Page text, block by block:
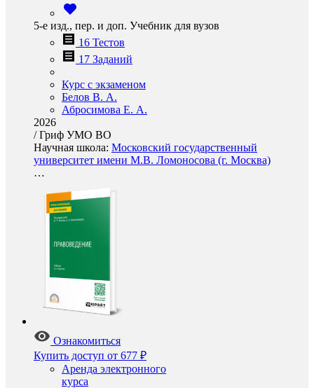
5-е изд., пер. и доп. Учебник для вузов
16 Тестов
17 Заданий
Курс с экзаменом
Белов В. А.
Абросимова Е. А.
2026
/Гриф УМО ВО
Научная школа: Московский государственный
университет имени М.В. Ломоносова (г. Москва)
…
Ознакомиться
Купить доступ от 677 ₽
Аренда электронного
курса